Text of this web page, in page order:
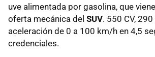
uve alimentada por gasolina, que
oferta mecánica del SUV. 550 CV,
aceleración de 0 a 100 km/h en 4,5
credenciales.